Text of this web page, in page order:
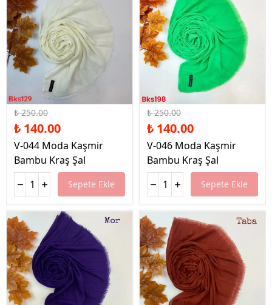
%44 İndirim
₺ 250.00
₺ 140.00
V-044 Moda Kaşmir
Bambu Kraş Şal
Sepete Ekle
%44 İndirim
₺ 250.00
₺ 140.00
V-046 Moda Kaşmir
Bambu Kraş Şal
Sepete Ekle